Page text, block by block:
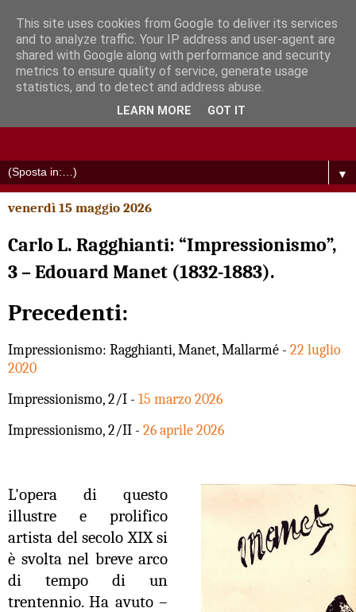
▼
venerdì 15 maggio 2026
Carlo L. Ragghianti: “Impressionismo”,
3 – Edouard Manet (1832-1883).
Precedenti:
Impressionismo: Ragghianti, Manet, Mallarmé - 22 luglio
2020
Impressionismo, 2/I - 15 marzo 2026
Impressionismo, 2/II - 26 aprile 2026
L'opera di questo
illustre e prolifico
artista del secolo XIX si
è svolta nel breve arco
di tempo di un
trentennio. Ha avuto –
This site uses cookies from Google to deliver its services
and to analyze traffic. Your IP address and user-agent are
shared with Google along with performance and security
metrics to ensure quality of service, generate usage
statistics, and to detect and address abuse.
LEARN MORE GOT IT